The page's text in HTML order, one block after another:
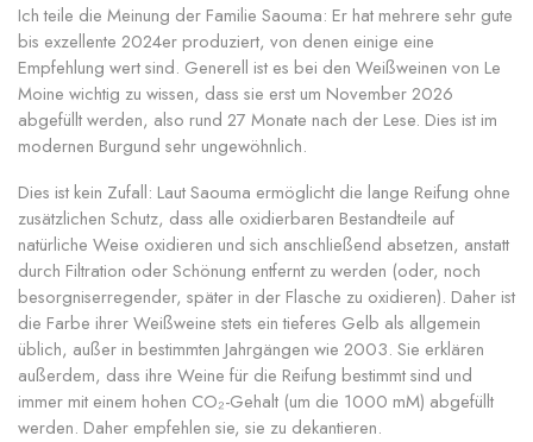
Ich teile die Meinung der Familie Saouma: Er hat mehrere sehr gute
bis exzellente 2024er produziert, von denen einige eine
Empfehlung wert sind. Generell ist es bei den Weißweinen von Le
Moine wichtig zu wissen, dass sie erst um November 2026
abgefüllt werden, also rund 27 Monate nach der Lese. Dies ist im
modernen Burgund sehr ungewöhnlich.
Dies ist kein Zufall: Laut Saouma ermöglicht die lange Reifung ohne
zusätzlichen Schutz, dass alle oxidierbaren Bestandteile auf
natürliche Weise oxidieren und sich anschließend absetzen, anstatt
durch Filtration oder Schönung entfernt zu werden (oder, noch
besorgniserregender, später in der Flasche zu oxidieren). Daher ist
die Farbe ihrer Weißweine stets ein tieferes Gelb als allgemein
üblich, außer in bestimmten Jahrgängen wie 2003. Sie erklären
außerdem, dass ihre Weine für die Reifung bestimmt sind und
immer mit einem hohen CO₂-Gehalt (um die 1000 mM) abgefüllt
werden. Daher empfehlen sie, sie zu dekantieren.